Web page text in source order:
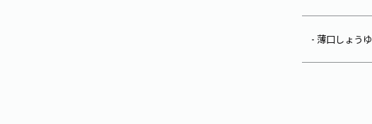
- 薄口しょうゆ